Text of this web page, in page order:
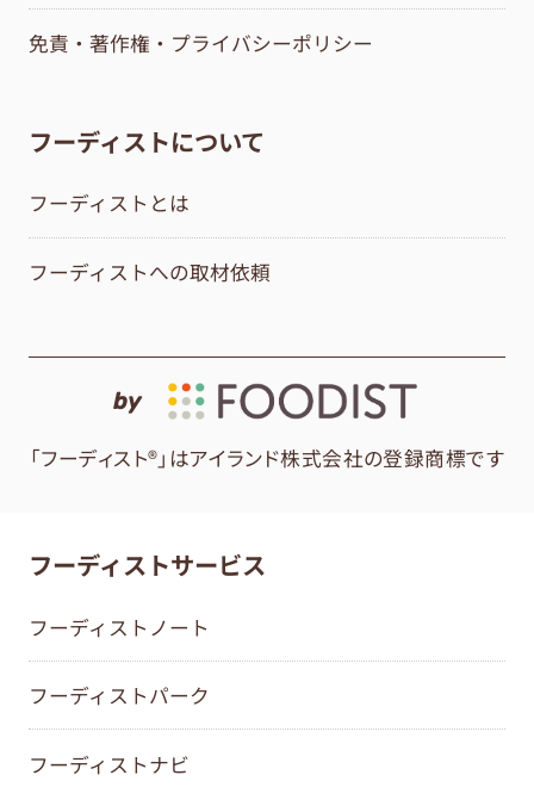
免責・著作権・プライバシーポリシー
フーディストについて
フーディストとは
フーディストへの取材依頼
by
「フーディスト®」はアイランド株式会社の登録商標です
フーディストサービス
フーディストノート
フーディストパーク
フーディストナビ